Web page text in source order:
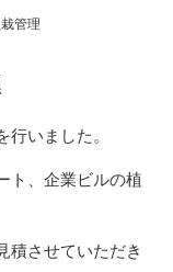
管理
いました。
ト、企業ビルの植
積させていただき